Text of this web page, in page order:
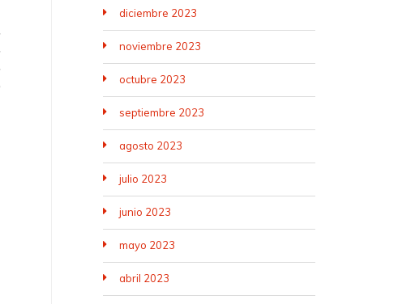
diciembre 2023
noviembre 2023
octubre 2023
septiembre 2023
agosto 2023
julio 2023
junio 2023
mayo 2023
abril 2023